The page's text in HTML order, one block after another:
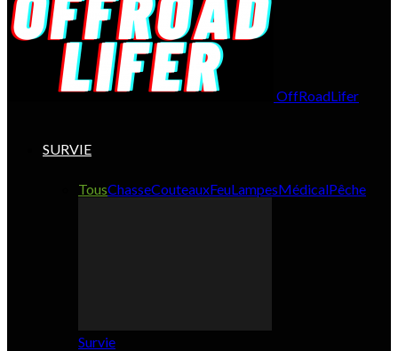
OffRoadLifer
SURVIE
TousChasseCouteauxFeuLampesMédicalPêche
Survie